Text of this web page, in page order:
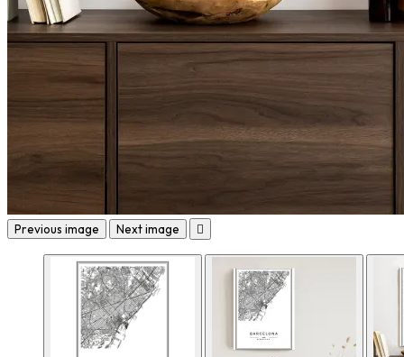
Previous image Next image 